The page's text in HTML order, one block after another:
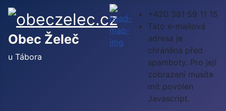
Obec Želeč
u Tábora
+420 381 59 11 15
Tato e-mailová
adresa je
chráněna před
spamboty. Pro její
zobrazení musíte
mít povolen
Javascript.